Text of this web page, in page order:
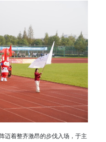
迈着整齐激昂的步伐入场，于主